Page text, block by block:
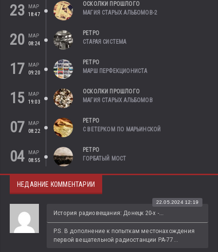
23
МАР
18:47
ОСКОЛКИ ПРОШЛОГО
МАГИЯ СТАРЫХ АЛЬБОМОВ-2
20
МАР
08:24
РЕТРО
СТАРАЯ СИСТЕМА
17
МАР
09:20
РЕТРО
МАРШ ПЕРФЕКЦИОНИСТА
15
МАР
19:03
ОСКОЛКИ ПРОШЛОГО
МАГИЯ СТАРЫХ АЛЬБОМОВ
07
МАР
08:22
РЕТРО
С ВЕТЕРКОМ ПО МАРЬИНСКОЙ
04
МАР
08:55
РЕТРО
ГОРБАТЫЙ МОСТ
НЕДАВНИЕ КОММЕНТАРИИ
История радиовещания: Донецк 20-х -...
22.05.2024 12:19
P.S. В дополнение к попыткам местонахождения
первой вещательной радиостанции РА-77...